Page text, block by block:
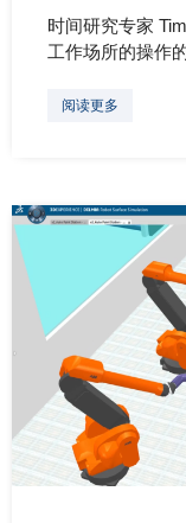
时间研究专家
工作场所的操作
阅读更多